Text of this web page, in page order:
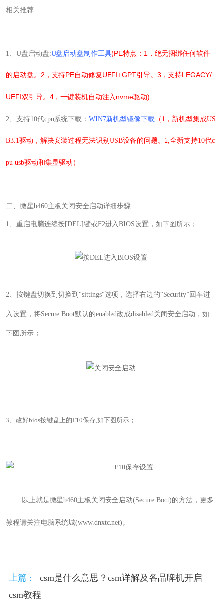
相关推荐
1 、U盘启动盘:U盘启动盘制作工具(PE特点：1，绝无捆绑任何软件
的启动盘。2，支持PE自动修复UEFI+GPT引导。3，支持LEGACY/
UEFI双引导。4，一键装机自动注入nvme驱动)
2 、支持10代cpu系统下载：WIN7新机型镜像下载 （1，新机型集成US
B3.1驱动，解决安装过程无法识别USB设备的问题。2,全新支持10代c
pu usb驱动和集显驱动）
二、微星b460主板关闭安全启动详细步骤
1 、重启电脑连续按[DEL]键或F2进入BIOS设置，如下图所示 ；
2 、按键盘切换到切换到"sittings"选项，选择右边的“Security”回车进
入设置，将Secure Boot默认的enabled改成disabled关闭安全启动，如
下图所示；
3 、改好bios按键盘上的F10保存,如下图所示；
以上就是微星b460主板关闭安全启动(Secure Boot)的方法，更多
教程请关注电脑系统城(www.dnxtc.net)。
上篇 :
csm是什么意思？csm详解及各品牌机开启
csm教程